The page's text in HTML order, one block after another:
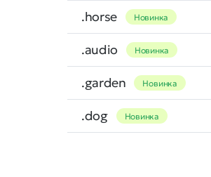
.horse Новинка
.audio Новинка
.garden Новинка
.dog Новинка